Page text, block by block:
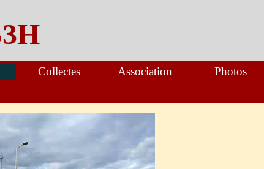
Collectes Association Photos